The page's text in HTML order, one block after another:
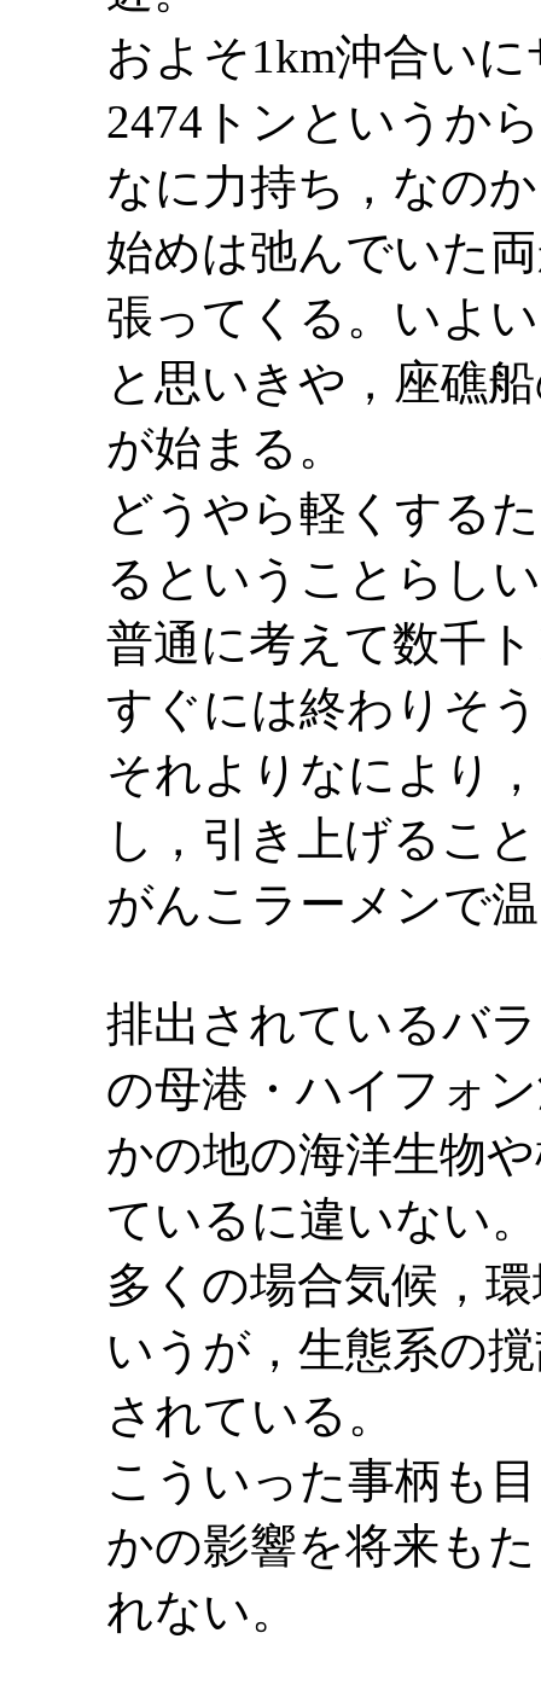
およそ1km沖合い
2474トンというか
なに力持ち，なの
始めは弛んでいた
張ってくる。いよ
と思いきや，座礁
が始まる。
どうやら軽くする
るということらし
普通に考えて数千
すぐには終わりそ
それよりなにより
し，引き上げるこ
がんこラーメンで
排出されているバ
の母港・ハイフォ
かの地の海洋生物
ているに違いない。
多くの場合気候，
いうが，生態系の
されている。
こういった事柄も
かの影響を将来も
れない。